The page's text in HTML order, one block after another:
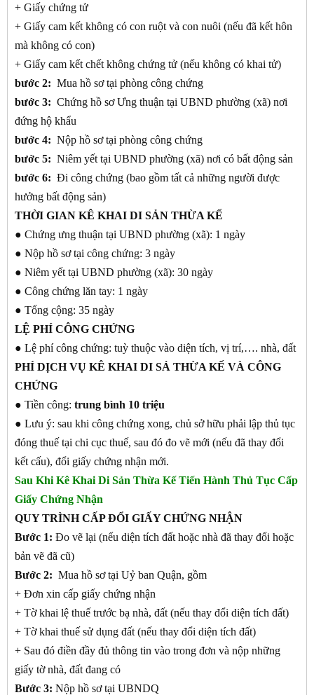
+ Giấy chứng tử
+ Giấy cam kết không có con ruột và con nuôi (nếu đã kết hôn
mà không có con)
+ Giấy cam kết chết không chứng tử (nếu không có khai tử)
bước 2: Mua hồ sơ tại phòng công chứng
bước 3: Chứng hồ sơ Ưng thuận tại UBND phường (xã) nơi
đứng hộ khẩu
bước 4: Nộp hồ sơ tại phòng công chứng
bước 5: Niêm yết tại UBND phường (xã) nơi có bất động sản
bước 6: Đi công chứng (bao gồm tất cả những người được
hưởng bất động sản)
THỜI GIAN KÊ KHAI DI SẢN THỪA KẾ
● Chứng ưng thuận tại UBND phường (xã): 1 ngày
● Nộp hồ sơ tại công chứng: 3 ngày
● Niêm yết tại UBND phường (xã): 30 ngày
● Công chứng lăn tay: 1 ngày
● Tổng cộng: 35 ngày
LỆ PHÍ CÔNG CHỨNG
● Lệ phí công chứng: tuỳ thuộc vào diện tích, vị trí,…. nhà, đất
PHÍ DỊCH VỤ KÊ KHAI DI SẢ THỪA KẾ VÀ CÔNG
CHỨNG
● Tiền công: trung bình 10 triệu
● Lưu ý: sau khi công chứng xong, chủ sở hữu phải lập thủ tục
đóng thuế tại chi cục thuế, sau đó đo vẽ mới (nếu đã thay đổi
kết cấu), đổi giấy chứng nhận mới.
Sau Khi Kê Khai Di Sản Thừa Kế Tiến Hành Thủ Tục Cấp
Giấy Chứng Nhận
QUY TRÌNH CẤP ĐỔI GIẤY CHỨNG NHẬN
Bước 1: Đo vẽ lại (nếu diện tích đất hoặc nhà đã thay đổi hoặc
bản vẽ đã cũ)
Bước 2: Mua hồ sơ tại Uỷ ban Quận, gồm
+ Đơn xin cấp giấy chứng nhận
+ Tờ khai lệ thuế trước bạ nhà, đất (nếu thay đổi diện tích đất)
+ Tờ khai thuế sử dụng đất (nếu thay đổi diện tích đất)
+ Sau đó điền đầy đủ thông tin vào trong đơn và nộp những
giấy tờ nhà, đất đang có
Bước 3: Nộp hồ sơ tại UBNDQ